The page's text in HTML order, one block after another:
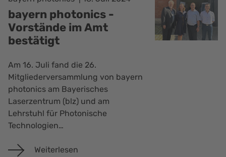
bayern photonics -
Vorstände im Amt
bestätigt
Am 16. Juli fand die 26.
Mitgliederversammlung von bayern
photonics am Bayerisches
Laserzentrum (blz) und am
Lehrstuhl für Photonische
Technologien…
Weiterlesen